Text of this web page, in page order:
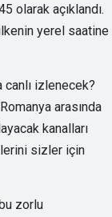
olarak açıklandı.
yerel saatine
canlı izlenecek?
arasında
kanalları
sizler için
zorlu